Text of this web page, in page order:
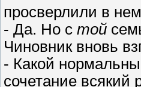
просверлили в
- Да. Но с той
Чиновник вновь
- Какой
сочетание всякий